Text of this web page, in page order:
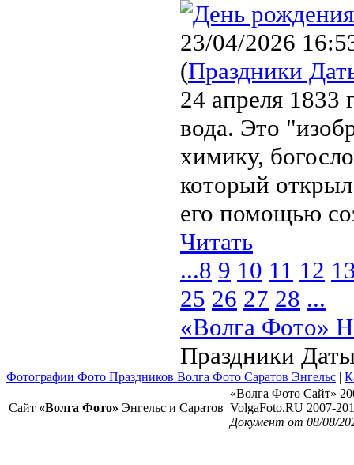
23/04/2026
(Праздники
24 апреля 1833
вода. Это
химику,
который
его помощью
Читать
...8 9 10 11 12
25 26 27 28 ...
«Волга Фото»
Праздники
Фотографии Фото Праздников Волга Фото Саратов Энгельс |
Сайт «Волга Фото» Энгельс и Саратов
«Волга Фото Сайт»
VolgaFoto.RU 2007-
Документ от 08/08/